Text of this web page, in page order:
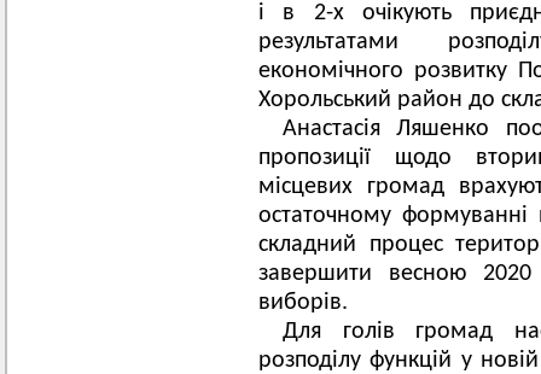
і в 2-х очікують
результатами
економічного розвитку
Хорольський район до
Анастасія Ляшенко
пропозиції щодо
місцевих громад
остаточному
складний процес
завершити весною 2020
виборів.
Для голів громад
розподілу функцій у